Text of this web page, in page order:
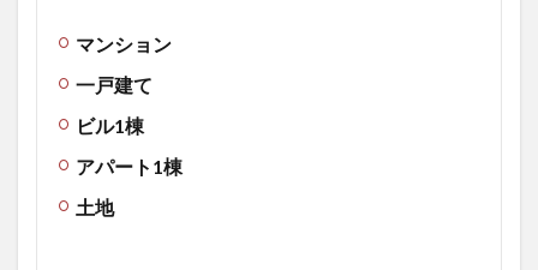
マンション
一戸建て
ビル1棟
アパート1棟
土地